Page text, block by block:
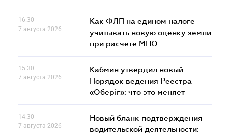
16.30
7 августа 2026
Как ФЛП на едином налоге
учитывать новую оценку земли
при расчете МНО
15.30
7 августа 2026
Кабмин утвердил новый
Порядок ведения Реестра
«Оберіг»: что это меняет
14.30
7 августа 2026
Новый бланк подтверждения
водительской деятельности: